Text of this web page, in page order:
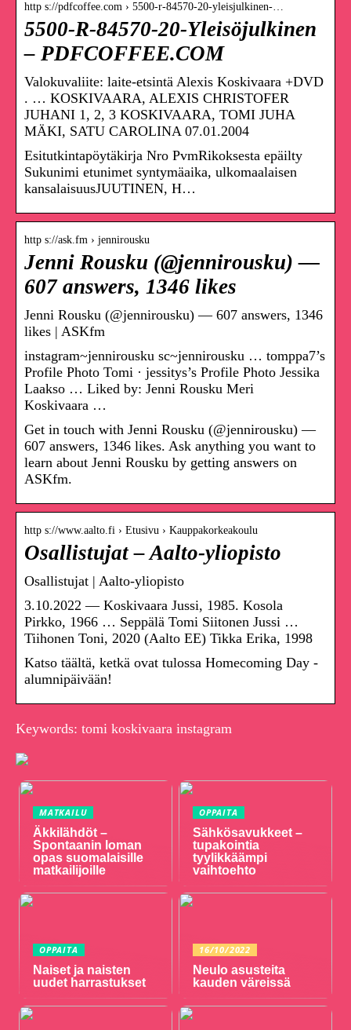
http s://pdfcoffee.com › 5500-r-84570-20-yleisjulkinen-…
5500-R-84570-20-Yleisöjulkinen
– PDFCOFFEE.COM
Valokuvaliite: laite-etsintä Alexis Koskivaara +DVD
. … KOSKIVAARA, ALEXIS CHRISTOFER
JUHANI 1, 2, 3 KOSKIVAARA, TOMI JUHA
MÄKI, SATU CAROLINA 07.01.2004
Esitutkintapöytäkirja Nro PvmRikoksesta epäilty
Sukunimi etunimet syntymäaika, ulkomaalaisen
kansalaisuusJUUTINEN, H…
http s://ask.fm › jennirousku
Jenni Rousku (@jennirousku) —
607 answers, 1346 likes
Jenni Rousku (@jennirousku) — 607 answers, 1346
likes | ASKfm
instagram~jennirousku sc~jennirousku … tomppa7’s
Profile Photo Tomi · jessitys’s Profile Photo Jessika
Laakso … Liked by: Jenni Rousku Meri
Koskivaara …
Get in touch with Jenni Rousku (@jennirousku) —
607 answers, 1346 likes. Ask anything you want to
learn about Jenni Rousku by getting answers on
ASKfm.
http s://www.aalto.fi › Etusivu › Kauppakorkeakoulu
Osallistujat – Aalto-yliopisto
Osallistujat | Aalto-yliopisto
3.10.2022 — Koskivaara Jussi, 1985. Kosola
Pirkko, 1966 … Seppälä Tomi Siitonen Jussi …
Tiihonen Toni, 2020 (Aalto EE) Tikka Erika, 1998
Katso täältä, ketkä ovat tulossa Homecoming Day -
alumnipäivään!
Keywords: tomi koskivaara instagram
MATKAILU
Äkkilähdöt –
Spontaanin loman
opas suomalaisille
matkailijoille
OPPAITA
Sähkösavukkeet –
tupakointia
tyylikkäämpi
vaihtoehto
OPPAITA
Naiset ja naisten
uudet harrastukset
16/10/2022
Neulo asusteita
kauden väreissä